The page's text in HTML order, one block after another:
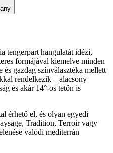
tengerpart hangulatát idézi,
formájával kiemelve minden
gazdag színválasztéka mellett
rendelkezik – alacsony
és akár 14°-os tetőn is
érhető el, és olyan egyedi
Tradition, Terroir vagy
valódi mediterrán